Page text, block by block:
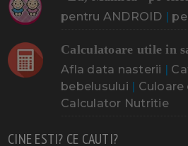
pentru ANDROID |
Calculatoare utile in
Afla data nasterii |
bebelusului | Culoare
Calculator Nutritie
CINE ESTI? CE CAUTI?